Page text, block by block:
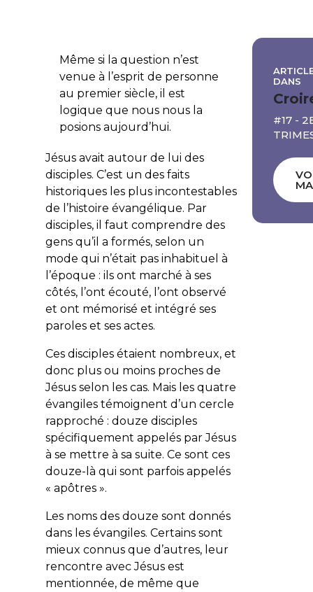
Même si la question n’est
venue à l’esprit de personne
au premier siècle, il est
logique que nous nous la
posions aujourd’hui.
Jésus avait autour de lui des
disciples. C’est un des faits
historiques les plus incontestables
de l’histoire évangélique. Par
disciples, il faut comprendre des
gens qu’il a formés, selon un
mode qui n’était pas inhabituel à
l’époque : ils ont marché à ses
côtés, l’ont écouté, l’ont observé
et ont mémorisé et intégré ses
paroles et ses actes.
Ces disciples étaient nombreux, et
donc plus ou moins proches de
Jésus selon les cas. Mais les quatre
évangiles témoignent d’un cercle
rapproché : douze disciples
spécifiquement appelés par Jésus
à se mettre à sa suite. Ce sont ces
douze-là qui sont parfois appelés
« apôtres ».
Les noms des douze sont donnés
dans les évangiles. Certains sont
mieux connus que d’autres, leur
rencontre avec Jésus est
mentionnée, de même que
DANS
#17 -